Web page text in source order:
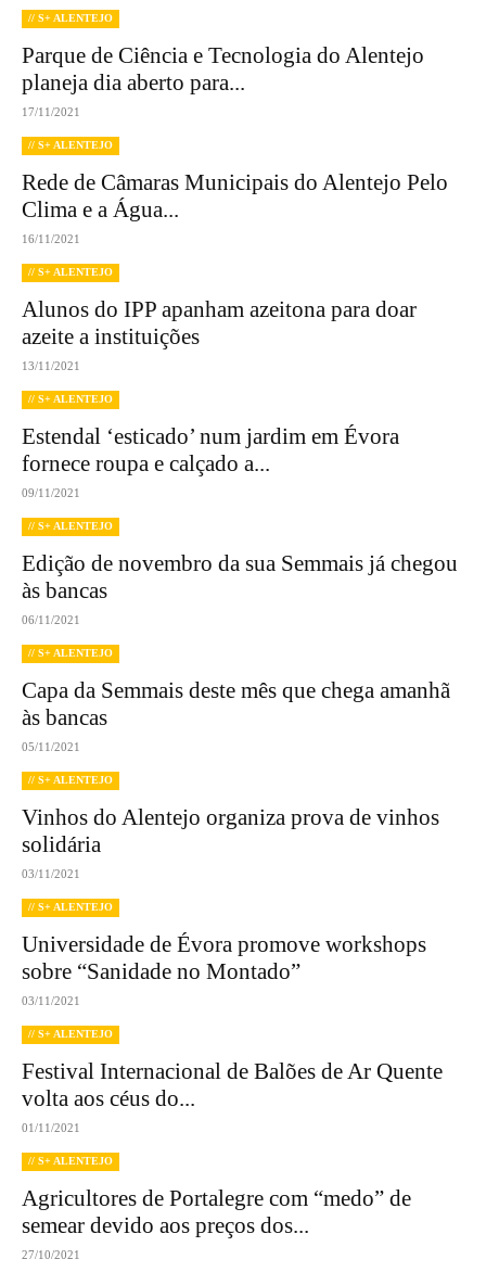
// S+ ALENTEJO
Parque de Ciência e Tecnologia do Alentejo
planeja dia aberto para...
17/11/2021
// S+ ALENTEJO
Rede de Câmaras Municipais do Alentejo Pelo
Clima e a Água...
16/11/2021
// S+ ALENTEJO
Alunos do IPP apanham azeitona para doar
azeite a instituições
13/11/2021
// S+ ALENTEJO
Estendal ‘esticado’ num jardim em Évora
fornece roupa e calçado a...
09/11/2021
// S+ ALENTEJO
Edição de novembro da sua Semmais já chegou
às bancas
06/11/2021
// S+ ALENTEJO
Capa da Semmais deste mês que chega amanhã
às bancas
05/11/2021
// S+ ALENTEJO
Vinhos do Alentejo organiza prova de vinhos
solidária
03/11/2021
// S+ ALENTEJO
Universidade de Évora promove workshops
sobre “Sanidade no Montado”
03/11/2021
// S+ ALENTEJO
Festival Internacional de Balões de Ar Quente
volta aos céus do...
01/11/2021
// S+ ALENTEJO
Agricultores de Portalegre com “medo” de
semear devido aos preços dos...
27/10/2021